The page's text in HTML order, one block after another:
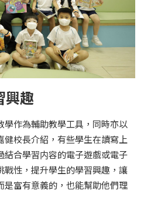
興趣
作為輔助教學工具，同時亦以
健校長介紹，有些學生在讀寫上
合學習内容的電子遊戲或電子
性，提升學生的學習興趣，讓
富有意義的，也能幫助他們理